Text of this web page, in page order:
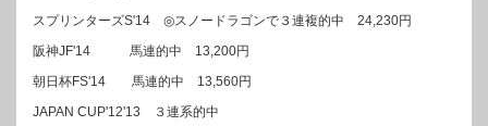
スプリンターズS'14 ◎スノードラゴンで３連複的中 24,230円
阪神JF'14 馬連的中 13,200円
朝日杯FS'14 馬連的中 13,560円
JAPAN CUP'12'13 ３連系的中